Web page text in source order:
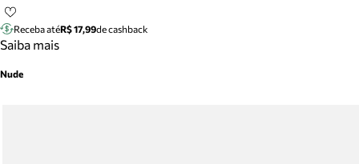
Receba atéR$ 17,99de cashback
Saiba mais
Nude